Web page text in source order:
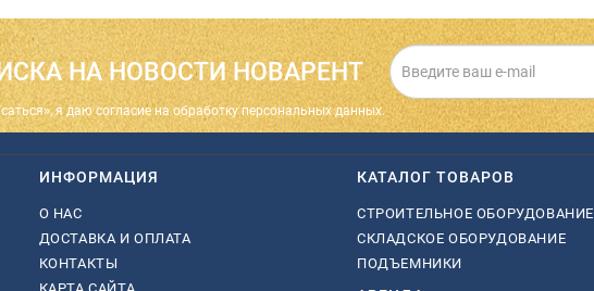
НА НОВОСТИ НОВАРЕНТ
я даю cогласие на обработку персональных данных.
ИНФОРМАЦИЯ
О НАС
ДОСТАВКА И ОПЛАТА
КОНТАКТЫ
КАТАЛОГ ТОВАРОВ
СТРОИТЕЛЬНОЕ ОБОРУДОВАНИЕ
СКЛАДСКОЕ ОБОРУДОВАНИЕ
ПОДЪЕМНИКИ